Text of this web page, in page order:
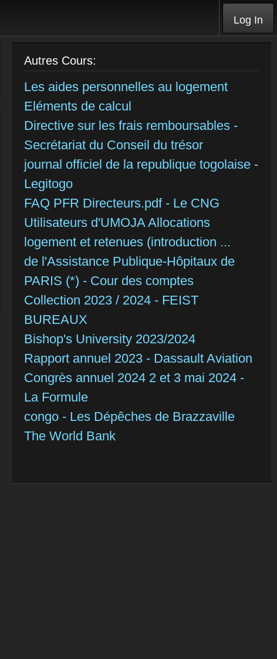
Log In
Autres Cours:
Les aides personnelles au logement
Eléments de calcul
Directive sur les frais remboursables -
Secrétariat du Conseil du trésor
journal officiel de la republique togolaise -
Legitogo
FAQ PFR Directeurs.pdf - Le CNG
Utilisateurs d'UMOJA Allocations
logement et retenues (introduction ...
de l'Assistance Publique-Hôpitaux de
PARIS (*) - Cour des comptes
Collection 2023 / 2024 - FEIST
BUREAUX
Bishop's University 2023/2024
Rapport annuel 2023 - Dassault Aviation
Congrès annuel 2024 2 et 3 mai 2024 -
La Formule
congo - Les Dépêches de Brazzaville
The World Bank